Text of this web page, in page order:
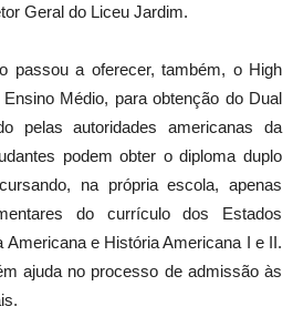
Geral do Liceu Jardim.
passou a oferecer, também, o High
Médio, para obtenção do Dual
pelas autoridades americanas da
podem obter o diploma duplo
na própria escola, apenas
do currículo dos Estados
e História Americana I e II.
ajuda no processo de admissão às